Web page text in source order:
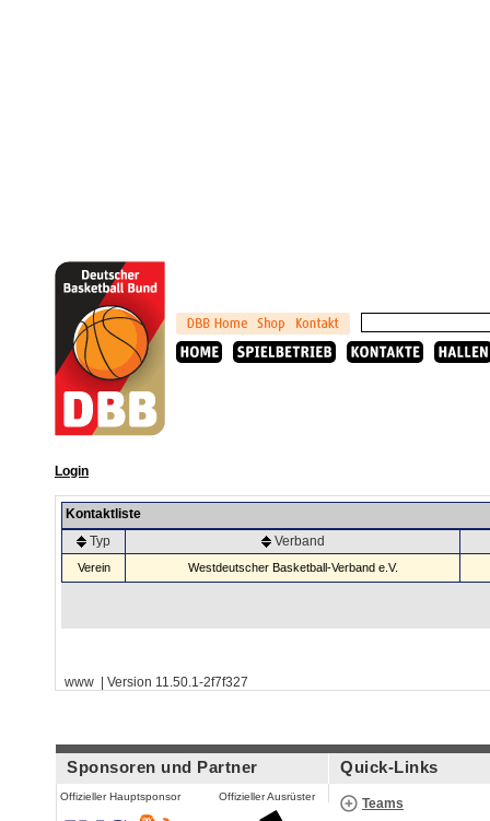
Login
Kontaktliste
Typ
Verband
Verein Westdeutscher Basketball-Verband e.V.
www | Version 11.50.1-2f7f327
Sponsoren und Partner
Offizieller Hauptsponsor Offizieller Ausrüster
Quick-Links
Teams